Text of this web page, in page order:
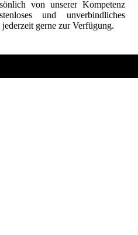
von unserer Kompetenz
und unverbindliches
gerne zur Verfügung.